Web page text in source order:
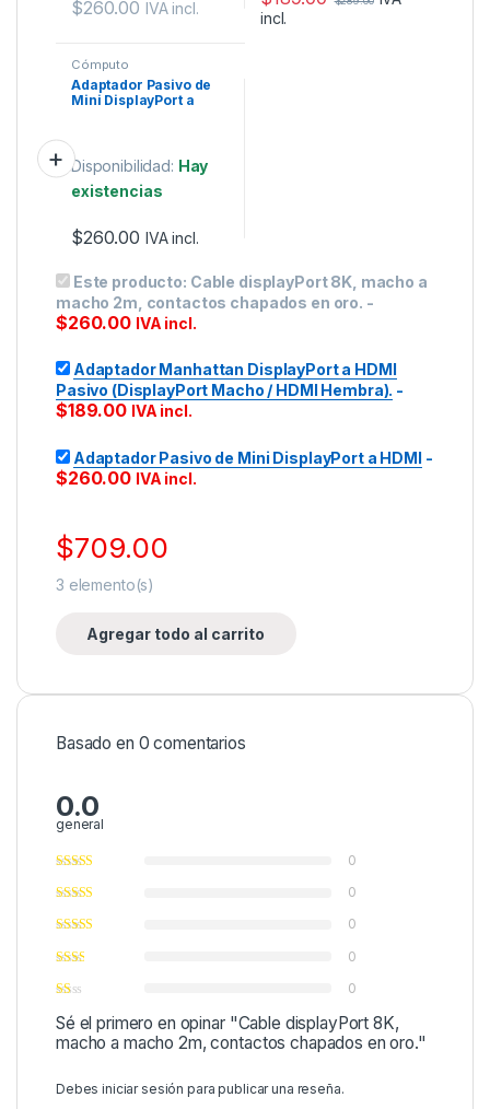
$260.00 IVA incl.
incl.
Cómputo
Adaptador Pasivo de
Mini DisplayPort a
Disponibilidad: Hay
existencias
$260.00 IVA incl.
Este producto: Cable displayPort 8K, macho a
macho 2m, contactos chapados en oro. -
$260.00 IVA incl.
Adaptador Manhattan DisplayPort a HDMI
Pasivo (DisplayPort Macho / HDMI Hembra). -
$189.00 IVA incl.
Adaptador Pasivo de Mini DisplayPort a HDMI -
$260.00 IVA incl.
$709.00
3 elemento(s)
Agregar todo al carrito
Basado en 0 comentarios
0.0
general
0
0
0
0
0
Sé el primero en opinar "Cable displayPort 8K,
macho a macho 2m, contactos chapados en oro."
Debesiniciar sesión para publicar una reseña.